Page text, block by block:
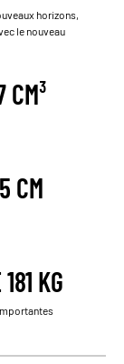
horizons,
le nouveau
CM³
CM
KG